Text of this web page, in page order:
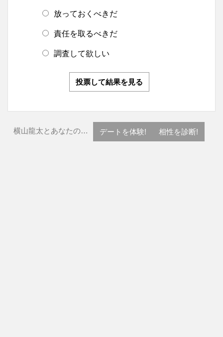
放っておくべきだ
責任を取るべきだ
調査して欲しい
投票して結果を見る
横山龍太とあなたの… デートを体験! 相性を診断!